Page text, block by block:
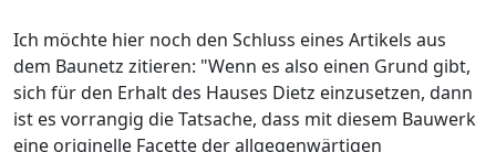
Ich möchte hier noch den Schluss eines Artikels aus
dem Baunetz zitieren: "Wenn es also einen Grund gibt,
sich für den Erhalt des Hauses Dietz einzusetzen, dann
ist es vorrangig die Tatsache, dass mit diesem Bauwerk
eine originelle Facette der allgegenwärtigen